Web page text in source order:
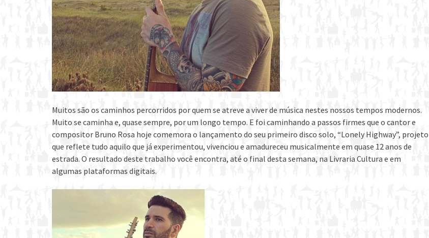
Muitos são os caminhos percorridos por quem se atreve a viver de música nestes nossos tempos modernos.
Muito se caminha e, quase sempre, por um longo tempo. E foi caminhando a passos firmes que o cantor e
compositor Bruno Rosa hoje comemora o lançamento do seu primeiro disco solo, “Lonely Highway”, projeto
que reflete tudo aquilo que já experimentou, vivenciou e amadureceu musicalmente em quase 12 anos de
estrada. O resultado deste trabalho você encontra, até o final desta semana, na Livraria Cultura e em
algumas plataformas digitais.